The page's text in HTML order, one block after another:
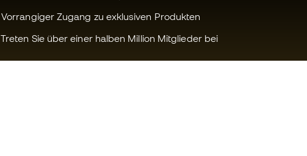
Vorrangiger Zugang zu exklusiven Produkten
Treten Sie über einer halben Million Mitglieder bei